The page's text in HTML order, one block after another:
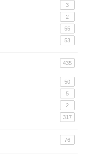
3
2
55
53
435
50
5
2
317
76